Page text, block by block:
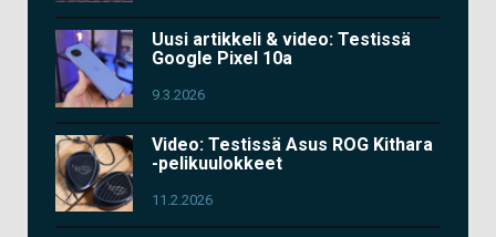
Uusi artikkeli & video: Testissä
Google Pixel 10a
9.3.2026
Video: Testissä Asus ROG Kithara
-pelikuulokkeet
11.2.2026